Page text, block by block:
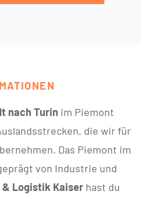
nach Turin im Piemont
die wir für
Das Piemont im
von Industrie und
& Logistik Kaiser hast du